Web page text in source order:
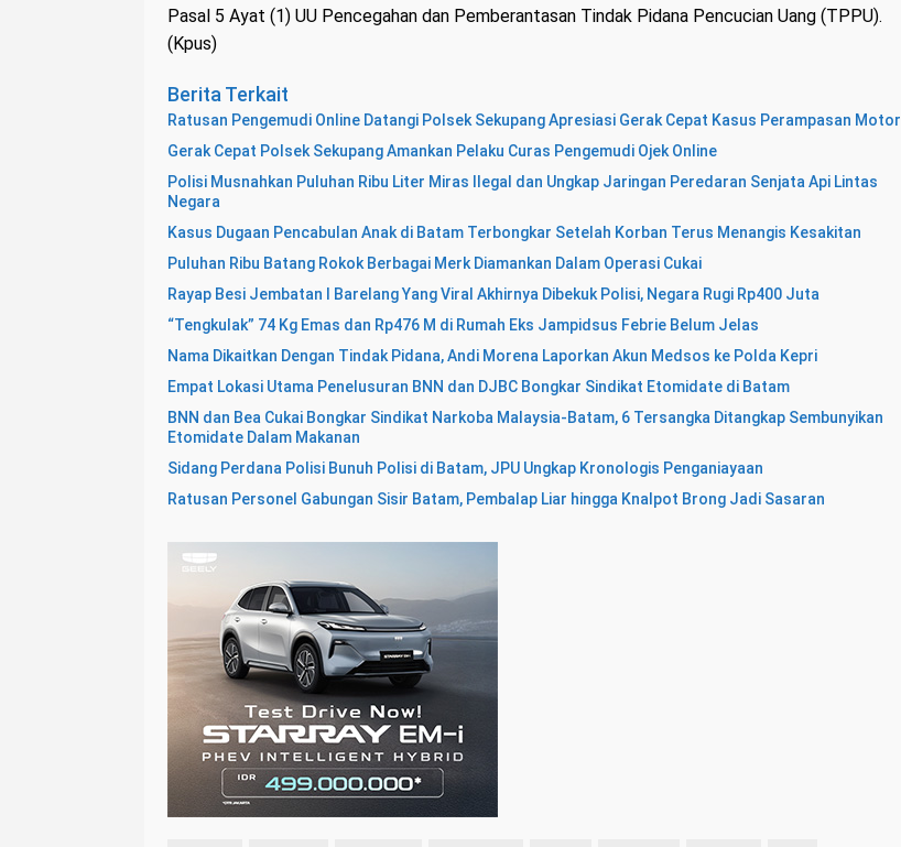
Pasal 5 Ayat (1) UU Pencegahan dan Pemberantasan Tindak Pidana Pencucian Uang (TPPU).
(Kpus)
Berita Terkait
Ratusan Pengemudi Online Datangi Polsek Sekupang Apresiasi Gerak Cepat Kasus Perampasan Motor
Gerak Cepat Polsek Sekupang Amankan Pelaku Curas Pengemudi Ojek Online
Polisi Musnahkan Puluhan Ribu Liter Miras Ilegal dan Ungkap Jaringan Peredaran Senjata Api Lintas
Negara
Kasus Dugaan Pencabulan Anak di Batam Terbongkar Setelah Korban Terus Menangis Kesakitan
Puluhan Ribu Batang Rokok Berbagai Merk Diamankan Dalam Operasi Cukai
Rayap Besi Jembatan I Barelang Yang Viral Akhirnya Dibekuk Polisi, Negara Rugi Rp400 Juta
“Tengkulak” 74 Kg Emas dan Rp476 M di Rumah Eks Jampidsus Febrie Belum Jelas
Nama Dikaitkan Dengan Tindak Pidana, Andi Morena Laporkan Akun Medsos ke Polda Kepri
Empat Lokasi Utama Penelusuran BNN dan DJBC Bongkar Sindikat Etomidate di Batam
BNN dan Bea Cukai Bongkar Sindikat Narkoba Malaysia-Batam, 6 Tersangka Ditangkap Sembunyikan
Etomidate Dalam Makanan
Sidang Perdana Polisi Bunuh Polisi di Batam, JPU Ungkap Kronologis Penganiayaan
Ratusan Personel Gabungan Sisir Batam, Pembalap Liar hingga Knalpot Brong Jadi Sasaran